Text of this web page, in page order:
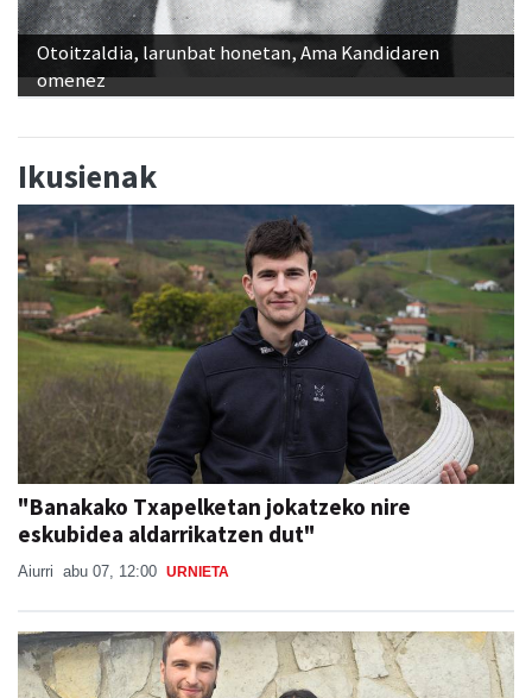
Otoitzaldia, larunbat honetan, Ama Kandidaren
omenez
Ikusienak
"Banakako Txapelketan jokatzeko nire
eskubidea aldarrikatzen dut"
Aiurri abu 07, 12:00 URNIETA